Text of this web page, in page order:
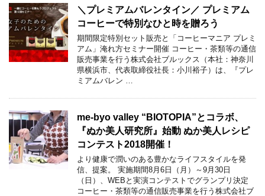
＼プレミアムバレンタイン／ プレミアム
コーヒーで特別なひと時を贈ろう
期間限定特別セット販売と「コーヒーマニア プレミ
アム」淹れ方セミナー開催 コーヒー・茶類等の通信
販売事業を行う株式会社ブルックス（本社：神奈川
県横浜市、代表取締役社長：小川裕子）は、『プレ
ミアムバレン …
me-byo valley “BIOTOPIA”とコラボ、
『ぬか美人研究所』始動 ぬか美人レシピ
コンテスト2018開催！
より健康で潤いのある豊かなライフスタイルを発
信、提案。 実施期間8月6日（月）～9月30日
（日）、WEBと実演コンテストでグランプリ決定
コーヒー・茶類等の通信販売事業を行う株式会社ブ